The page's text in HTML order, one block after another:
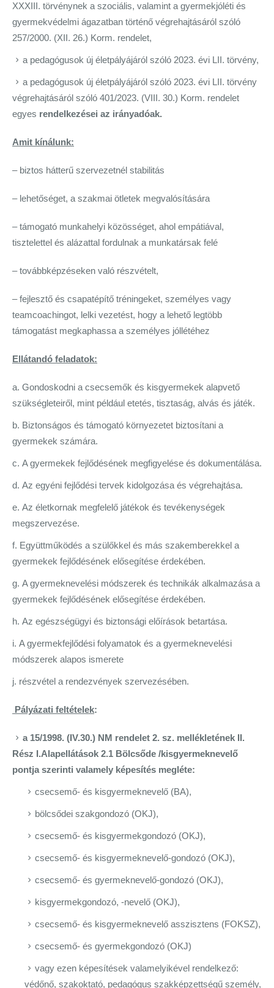
XXXIII. törvénynek a szociális, valamint a gyermekjóléti és
gyermekvédelmi ágazatban történő végrehajtásáról szóló
257/2000. (XII. 26.) Korm. rendelet,
a pedagógusok új életpályájáról szóló 2023. évi LII. törvény,
a pedagógusok új életpályájáról szóló 2023. évi LII. törvény
végrehajtásáról szóló 401/2023. (VIII. 30.) Korm. rendelet
egyes rendelkezései az irányadóak.
Amit kínálunk:
– biztos hátterű szervezetnél stabilitás
– lehetőséget, a szakmai ötletek megvalósítására
– támogató munkahelyi közösséget, ahol empátiával,
tisztelettel és alázattal fordulnak a munkatársak felé
– továbbképzéseken való részvételt,
– fejlesztő és csapatépítő tréningeket, személyes vagy
teamcoachingot, lelki vezetést, hogy a lehető legtöbb
támogatást megkaphassa a személyes jóllétéhez
Ellátandó feladatok:
Gondoskodni a csecsemők és kisgyermekek alapvető
szükségleteiről, mint például etetés, tisztaság, alvás és játék.
Biztonságos és támogató környezetet biztosítani a
gyermekek számára.
A gyermekek fejlődésének megfigyelése és dokumentálása.
Az egyéni fejlődési tervek kidolgozása és végrehajtása.
Az életkornak megfelelő játékok és tevékenységek
megszervezése.
Együttműködés a szülőkkel és más szakemberekkel a
gyermekek fejlődésének elősegítése érdekében.
A gyermeknevelési módszerek és technikák alkalmazása a
gyermekek fejlődésének elősegítése érdekében.
Az egészségügyi és biztonsági előírások betartása.
A gyermekfejlődési folyamatok és a gyermeknevelési
módszerek alapos ismerete
részvétel a rendezvények szervezésében.
Pályázati feltételek:
a 15/1998. (IV.30.) NM rendelet 2. sz. mellékletének II.
Rész I.Alapellátások 2.1 Bölcsőde /kisgyermeknevelő
pontja szerinti valamely képesítés megléte:
csecsemő- és kisgyermeknevelő (BA),
bölcsődei szakgondozó (OKJ),
csecsemő- és kisgyermekgondozó (OKJ),
csecsemő- és kisgyermeknevelő-gondozó (OKJ),
csecsemő- és gyermeknevelő-gondozó (OKJ),
kisgyermekgondozó, -nevelő (OKJ),
csecsemő- és kisgyermeknevelő asszisztens (FOKSZ),
csecsemő- és gyermekgondozó (OKJ)
vagy ezen képesítések valamelyikével rendelkező:
védőnő, szakoktató, pedagógus szakképzettségű személy,